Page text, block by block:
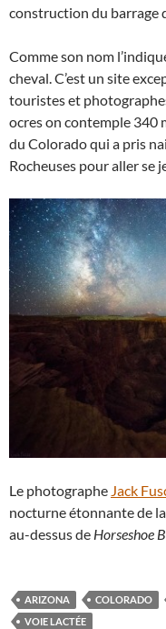
construction du barrage
Comme son nom
cheval. C’est un site
touristes et
ocres on contemple 340
du Colorado qui a pris
Rocheuses pour aller se
Le photographe Jack
nocturne étonnante de la
au-dessus de Horseshoe
ARIZONA COLORADO
VOIE LACTÉE